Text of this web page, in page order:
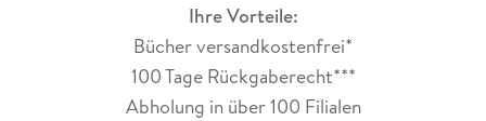
Ihre Vorteile:
Bücher versandkostenfrei*
100 Tage Rückgaberecht***
Abholung in über 100 Filialen